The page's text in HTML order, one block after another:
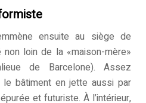
ensuite au siège de
non loin de la «maison-mère»
de Barcelone). Assez
le bâtiment en jette aussi par
et futuriste. À l’intérieur,